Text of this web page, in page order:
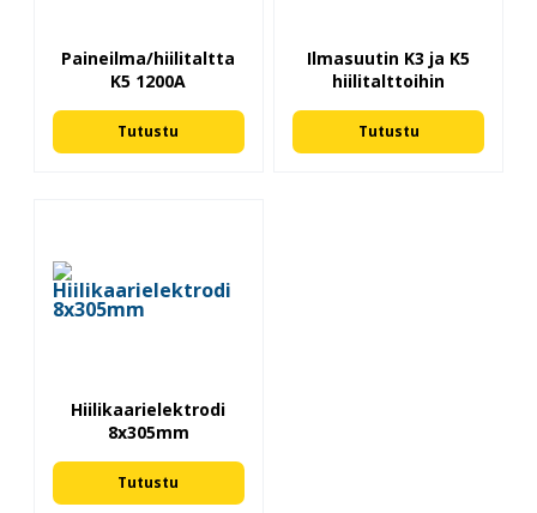
Paineilma/hiilitaltta
K5 1200A
Tutustu
Ilmasuutin K3 ja K5
hiilitalttoihin
Tutustu
Hiilikaarielektrodi
8x305mm
Tutustu